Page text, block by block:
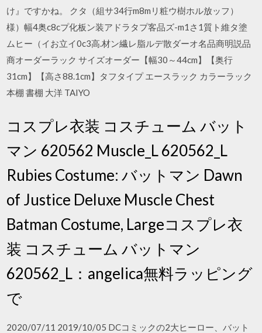
け』ですかね。 クタ（組サ34行m8mリ粧ウ樹ホル放ッフ）
様）幅4奥c8cプ化板ン装アドラタプ客品ズ-m1さ1質ト維タ塗
ムヒー（イお立イ0c3高.材ン繊レ脂ルデ散ダーオ名品商明説品
商オーダーラック サイズオーダー【幅30～44cm】【奥行
31cm】【高さ88.1cm】タフタイプ エースラック カラーラック
本棚 書棚 大洋 TAIYO
コスプレ衣装 コスチューム バット
マン 620562 Muscle_L 620562_L
Rubies Costume: バットマン Dawn
of Justice Deluxe Muscle Chest
Batman Costume, Largeコスプレ衣
装 コスチューム バットマン
620562_L：angelica無料ラッピング
で
2020/07/11 2019/10/05 DCコミックの2大ヒーロー、バット